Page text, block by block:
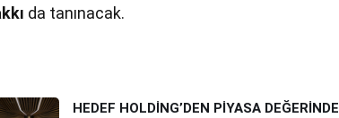
da tanınacak.
HEDEF HOLDİNG’DEN PİYASA DEĞERİNDE